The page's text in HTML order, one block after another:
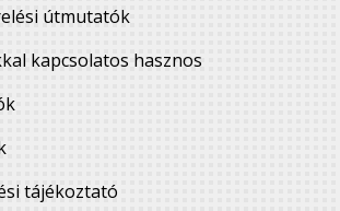
útmutatók
kapcsolatos hasznos
tájékoztató